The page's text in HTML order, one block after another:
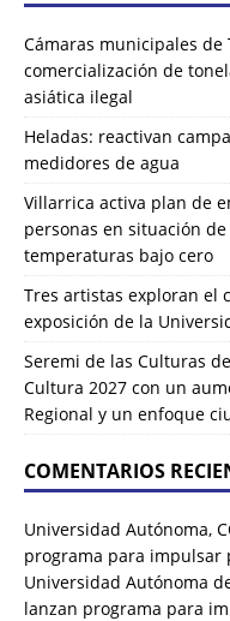
Cámaras municipales de
comercialización de
asiática ilegal
Heladas: reactivan
medidores de agua
Villarrica activa plan de
personas en situación
temperaturas bajo cero
Tres artistas exploran el
exposición de la
Seremi de las Culturas
Cultura 2027 con un
Regional y un enfoque
COMENTARIOS
Universidad Autónoma,
programa para impulsar
Universidad Autónoma
lanzan programa para